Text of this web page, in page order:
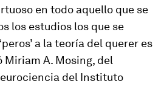
en todo aquello que se
los estudios los que se
a la teoría del querer es
Miriam A. Mosing, del
del Instituto